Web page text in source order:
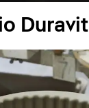
Duravit